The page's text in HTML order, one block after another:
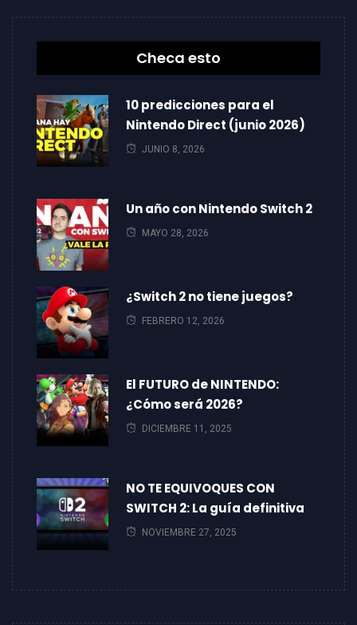
Checa esto
10 predicciones para el
Nintendo Direct (junio 2026)
JUNIO 8, 2026
Un año con Nintendo Switch 2
MAYO 28, 2026
¿Switch 2 no tiene juegos?
FEBRERO 12, 2026
El FUTURO de NINTENDO:
¿Cómo será 2026?
DICIEMBRE 11, 2025
NO TE EQUIVOQUES CON
SWITCH 2: La guía definitiva
NOVIEMBRE 27, 2025